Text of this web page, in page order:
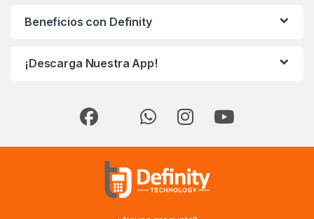
Beneficios con Definity
¡Descarga Nuestra App!